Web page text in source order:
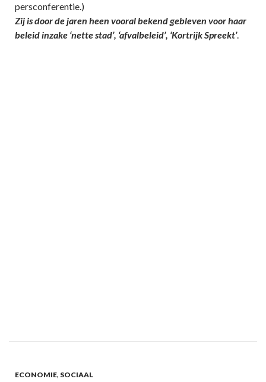
persconferentie.)
Zij is door de jaren heen vooral bekend gebleven voor haar
beleid inzake ‘nette stad’, ‘afvalbeleid’, ‘Kortrijk Spreekt’.
ECONOMIE, SOCIAAL